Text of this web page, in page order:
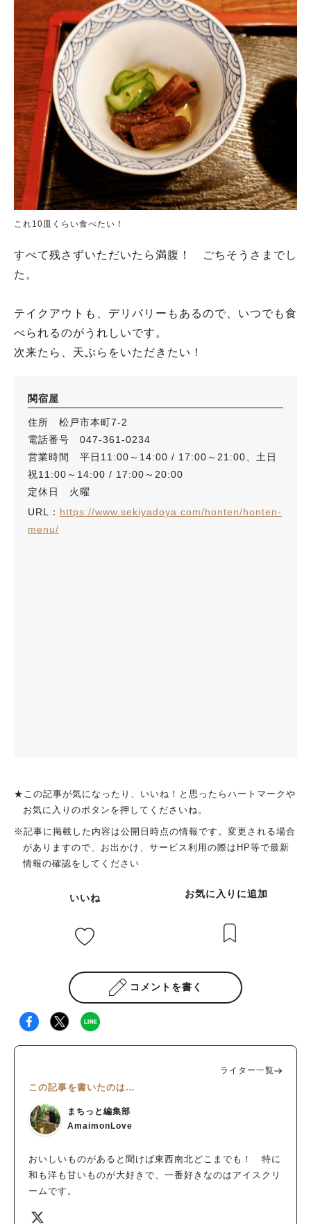
これ10皿くらい食べたい！
すべて残さずいただいたら満腹！ ごちそうさまでし
た。
テイクアウトも、デリバリーもあるので、いつでも食
べられるのがうれしいです。
次来たら、天ぷらをいただきたい！
関宿屋
住所 松戸市本町7-2
電話番号 047-361-0234
営業時間 平日11:00～14:00 / 17:00～21:00、土日
祝11:00～14:00 / 17:00～20:00
定休日 火曜
URL： https://www.sekiyadoya.com/honten/honten-
menu/
★この記事が気になったり、いいね！と思ったらハートマークや
お気に入りのボタンを押してくださいね。
※記事に掲載した内容は公開日時点の情報です。変更される場合
がありますので、お出かけ、サービス利用の際はHP等で最新
情報の確認をしてください
いいね お気に入りに追加
コメントを書く
ライター一覧
この記事を書いたのは…
まちっと編集部
AmaimonLove
おいしいものがあると聞けば東西南北どこまでも！ 特に
和も洋も甘いものが大好きで、一番好きなのはアイスクリ
ームです。